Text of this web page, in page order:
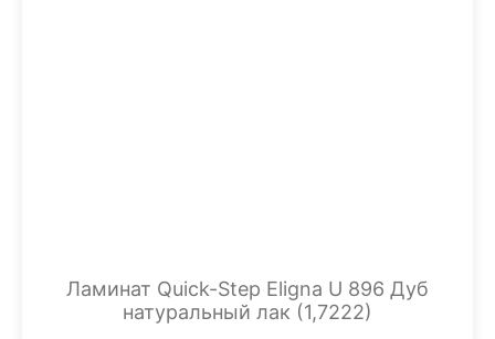
Ламинат Quick-Step Eligna U 896 Дуб
натуральный лак (1,7222)